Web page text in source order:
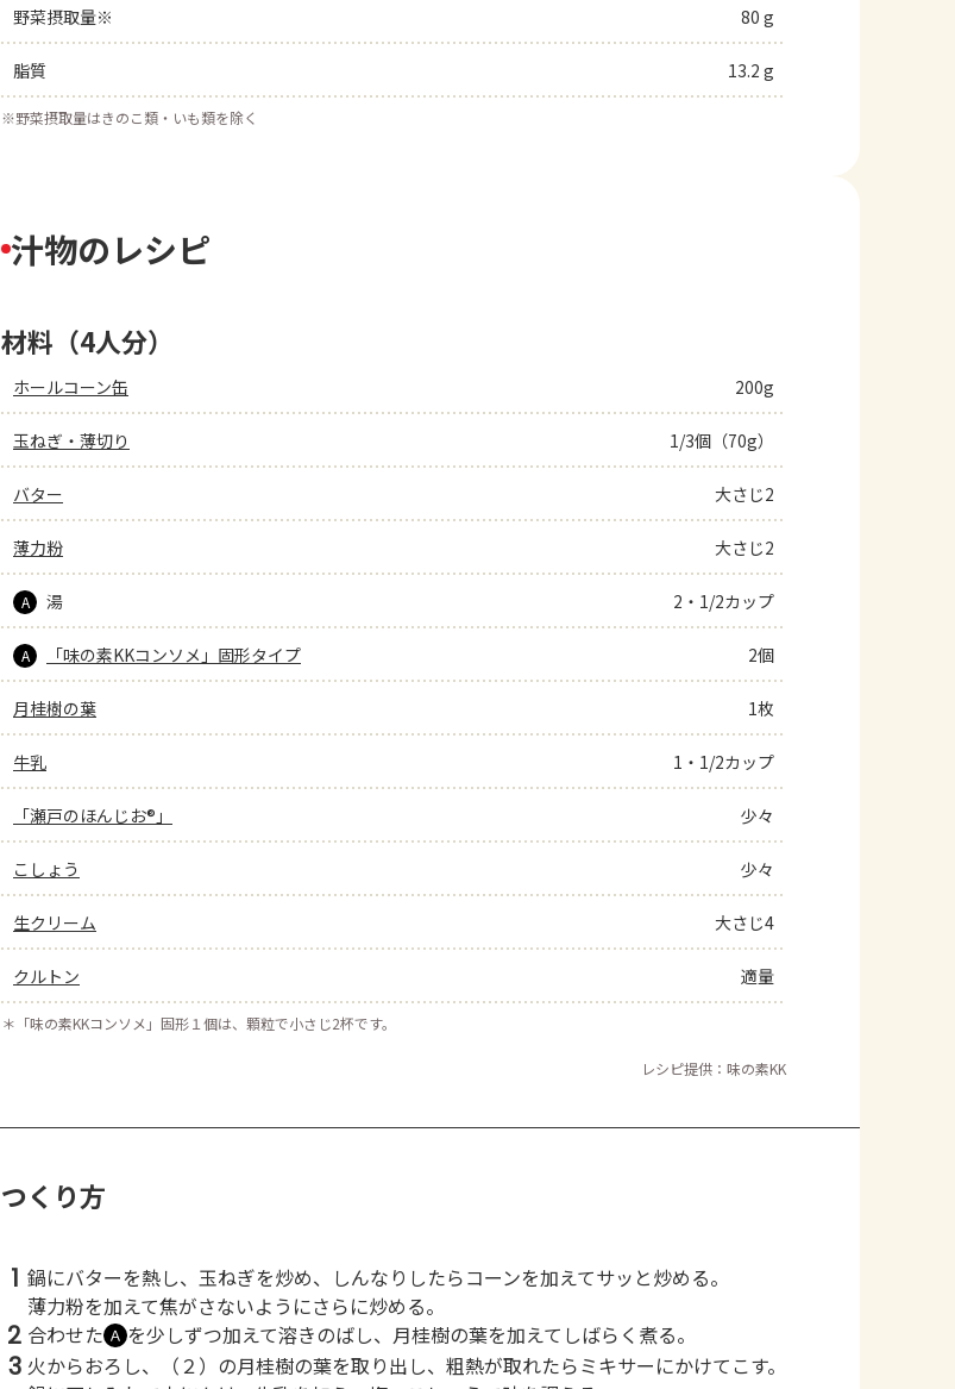
野菜摂取量※ 80 g
脂質 13.2 g
※野菜摂取量はきのこ類・いも類を除く
汁物のレシピ
材料（4人分）
ホールコーン缶 200g
玉ねぎ・薄切り 1/3個（70g）
バター 大さじ2
薄力粉 大さじ2
A 湯 2・1/2カップ
A 「味の素KKコンソメ」固形タイプ 2個
月桂樹の葉 1枚
牛乳 1・1/2カップ
「瀬戸のほんじお®」 少々
こしょう 少々
生クリーム 大さじ4
クルトン 適量
＊ 「味の素KKコンソメ」固形１個は、顆粒で小さじ2杯です。
レシピ提供：味の素KK
つくり方
1 鍋にバターを熱し、玉ねぎを炒め、しんなりしたらコーンを加えてサッと炒める。
薄力粉を加えて焦がさないようにさらに炒める。
2 合わせた Ａ を少しずつ加えて溶きのばし、月桂樹の葉を加えてしばらく煮る。
3 火からおろし、（２）の月桂樹の葉を取り出し、粗熱が取れたらミキサーにかけてこす。